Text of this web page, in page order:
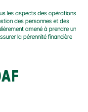
les aspects des opérations
des personnes et des
amené à prendre un
la pérennité financière